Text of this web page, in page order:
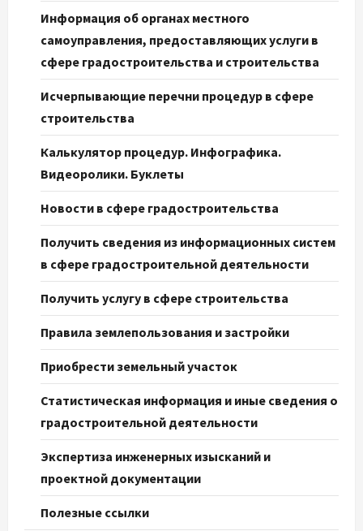
Информация об органах местного
самоуправления, предоставляющих услуги в
сфере градостроительства и строительства
Исчерпывающие перечни процедур в сфере
строительства
Калькулятор процедур. Инфографика.
Видеоролики. Буклеты
Новости в сфере градостроительства
Получить сведения из информационных систем
в сфере градостроительной деятельности
Получить услугу в сфере строительства
Правила землепользования и застройки
Приобрести земельный участок
Статистическая информация и иные сведения о
градостроительной деятельности
Экспертиза инженерных изысканий и
проектной документации
Полезные ссылки